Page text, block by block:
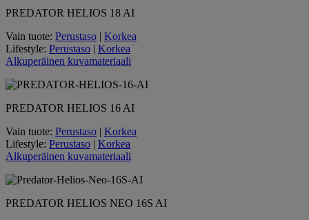
PREDATOR HELIOS 18 AI
Vain tuote: Perustaso | Korkea
Lifestyle: Perustaso | Korkea
Alkuperäinen kuvamateriaali
PREDATOR HELIOS 16 AI
Vain tuote: Perustaso | Korkea
Lifestyle: Perustaso | Korkea
Alkuperäinen kuvamateriaali
PREDATOR HELIOS NEO 16S AI